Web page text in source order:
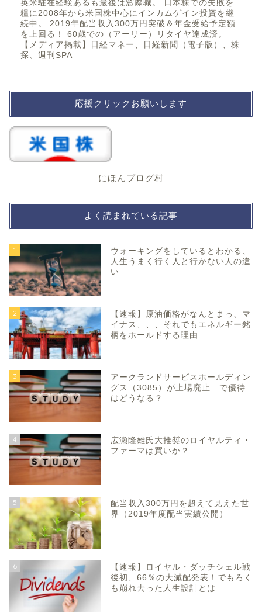
英米駐在経験あるも最後は窓際職。 日本株での失敗を
糧に2008年から米国株中心にインカムゲイン投資を継
続中。 2019年配当収入300万円突破＆年金受給予定額
を上回る！ 60歳での（アーリー）リタイヤ達成済。
【メディア掲載】日経マネー、日経新聞（電子版）、株
探、週刊SPA
応援クリックお願いします
にほんブログ村
よく読まれている記事
1
ウォーキングをしているとわかる、
人生うまく行く人と行かない人の違
い
2
【速報】原油価格がなんとまっ、マ
イナス、、、それでもエネルギー銘
柄をホールドする理由
3
アークランドサービスホールディン
グス（3085）が上場廃止 で優待
はどうなる？
4
広瀬隆雄氏大推奨のロイヤルティ・
ファーマは買いか？
5
配当収入300万円を超えて見えた世
界（2019年度配当実績公開）
6
【速報】ロイヤル・ダッチシェル戦
後初、66％の大減配発表！でもろく
も崩れ去った人生設計とは